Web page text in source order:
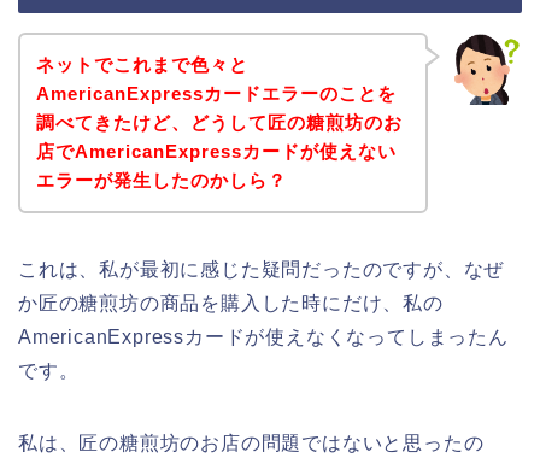
ネットでこれまで色々と
AmericanExpressカードエラーのことを
調べてきたけど、どうして匠の糖煎坊のお
店でAmericanExpressカードが使えない
エラーが発生したのかしら？
これは、私が最初に感じた疑問だったのですが、なぜ
か匠の糖煎坊の商品を購入した時にだけ、私の
AmericanExpressカードが使えなくなってしまったん
です。
私は、匠の糖煎坊のお店の問題ではないと思ったの